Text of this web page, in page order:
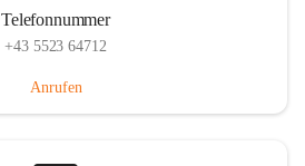
Telefonnummer
+43 5523 64712
Anrufen